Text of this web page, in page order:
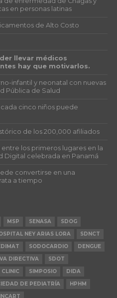
en personas latinas
de Alto Costo
llevar médicos
hay que motivarlos.
infantil y neonatal con nuevas
Pública de Salud
cinco niños puede
de los 200,000 afiliados
los primeros lugares en la
Digital celebrada en Panamá
convertirse en una
a tiempo
MSP SENASA
SDOG
NEY ARIAS LORA
SDNCT
SODOCARDIO
DENGUE
DIRECTIVA
SDOT
SIMPOSIO
DIDA
DE PEDIATRÍA
HPHM
INCART